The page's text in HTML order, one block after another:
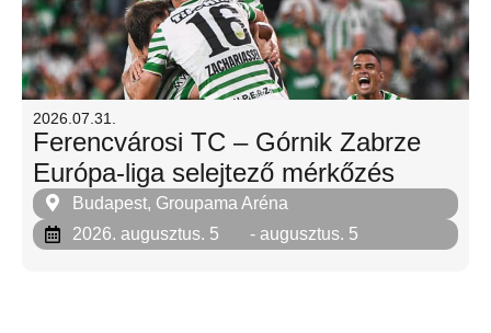
2026.07.31.
Ferencvárosi TC – Górnik Zabrze
Európa-liga selejtező mérkőzés
Budapest, Groupama Aréna
2026. augusztus. 5
- augusztus. 5